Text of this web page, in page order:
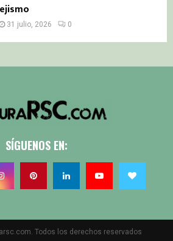
31 julio, 2026 0
SÍGUENOS EN:
Todos los derechos reservados